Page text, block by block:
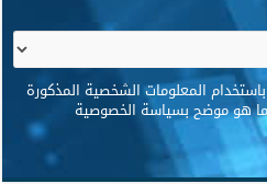
المعلومات الشخصية المذكورة
هو موضح بسياسة الخصوصية